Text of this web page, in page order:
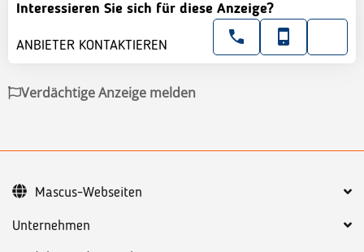
Interessieren Sie sich für diese Anzeige?
ANBIETER KONTAKTIEREN
Verdächtige Anzeige melden
Unternehmen
Mascus-Webseiten